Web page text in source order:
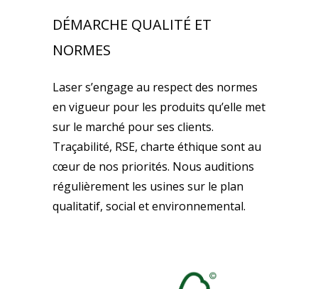
DÉMARCHE QUALITÉ ET
NORMES
Laser s’engage au respect des normes
en vigueur pour les produits qu’elle met
sur le marché pour ses clients.
Traçabilité, RSE, charte éthique sont au
cœur de nos priorités. Nous auditions
régulièrement les usines sur le plan
qualitatif, social et environnemental.